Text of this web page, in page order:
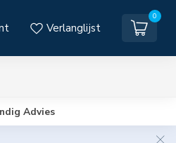
Verlanglijst
0
Advies